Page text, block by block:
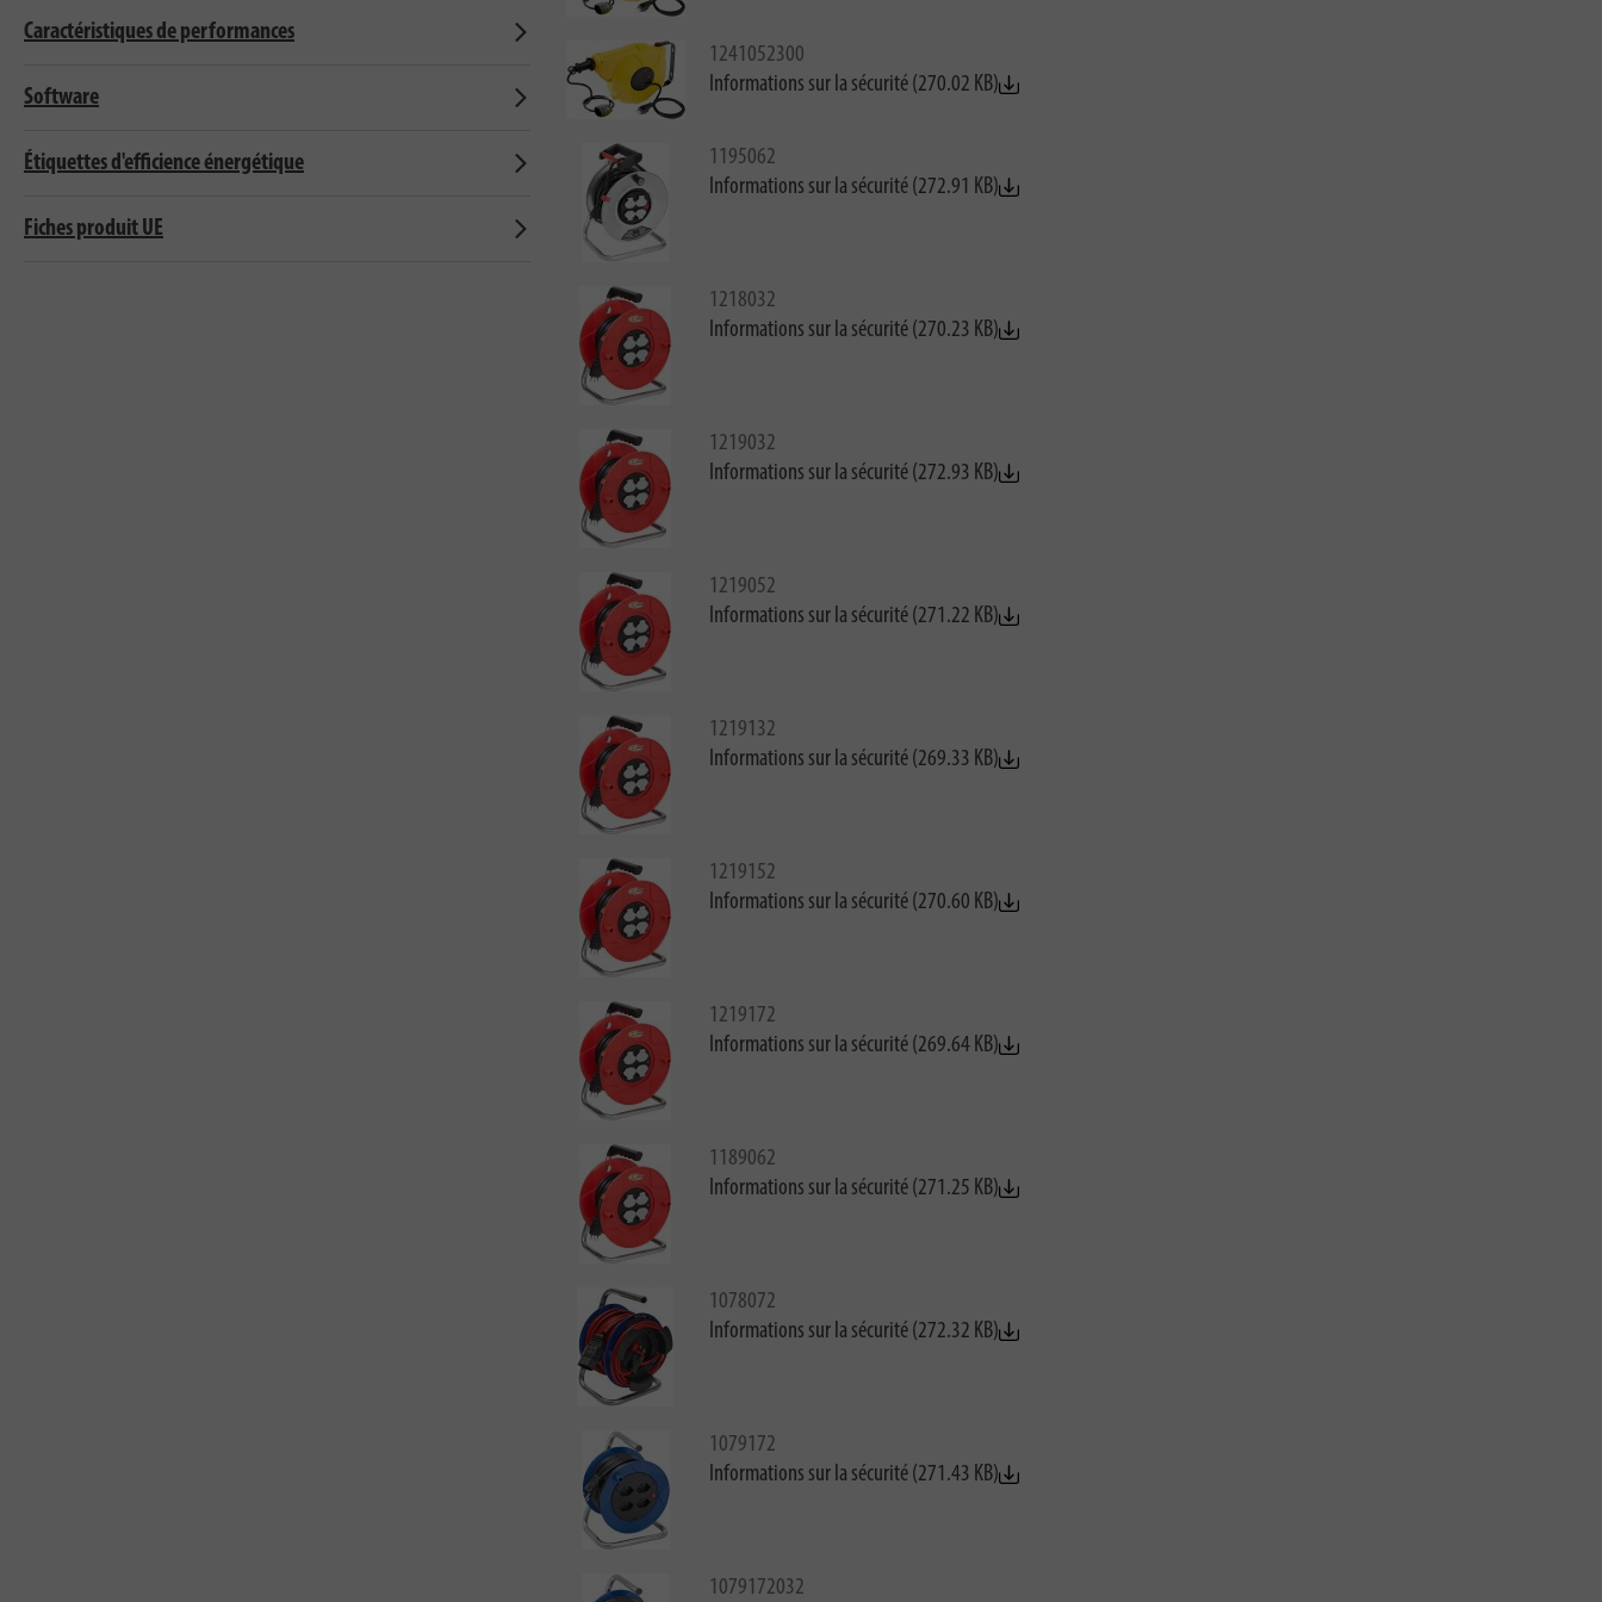
Caractéristiques de performances
Software
Étiquettes d'efficience énergétique
Fiches produit UE
1241052300
Informations sur la sécurité (270.02 KB)
1195062
Informations sur la sécurité (272.91 KB)
1218032
Informations sur la sécurité (270.23 KB)
1219032
Informations sur la sécurité (272.93 KB)
1219052
Informations sur la sécurité (271.22 KB)
1219132
Informations sur la sécurité (269.33 KB)
1219152
Informations sur la sécurité (270.60 KB)
1219172
Informations sur la sécurité (269.64 KB)
1189062
Informations sur la sécurité (271.25 KB)
1078072
Informations sur la sécurité (272.32 KB)
1079172
Informations sur la sécurité (271.43 KB)
1079172032